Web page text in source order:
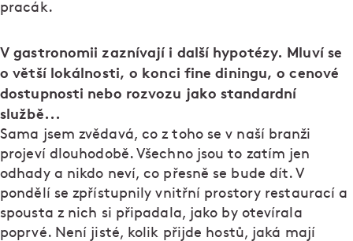
pracák.
V gastronomii zaznívají i další hypotézy. Mluví se
o větší lokálnosti, o konci fine diningu, o cenové
dostupnosti nebo rozvozu jako standardní
službě...
Sama jsem zvědavá, co z toho se v naší branži
projeví dlouhodobě. Všechno jsou to zatím jen
odhady a nikdo neví, co přesně se bude dít. V
pondělí se zpřístupnily vnitřní prostory restaurací a
spousta z nich si připadala, jako by otevírala
poprvé. Není jisté, kolik přijde hostů, jaká mají